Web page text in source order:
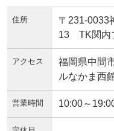
住所
〒231-0033
13 TK関内
アクセス
福岡県中間
ルなかま西
営業時間 10:00～